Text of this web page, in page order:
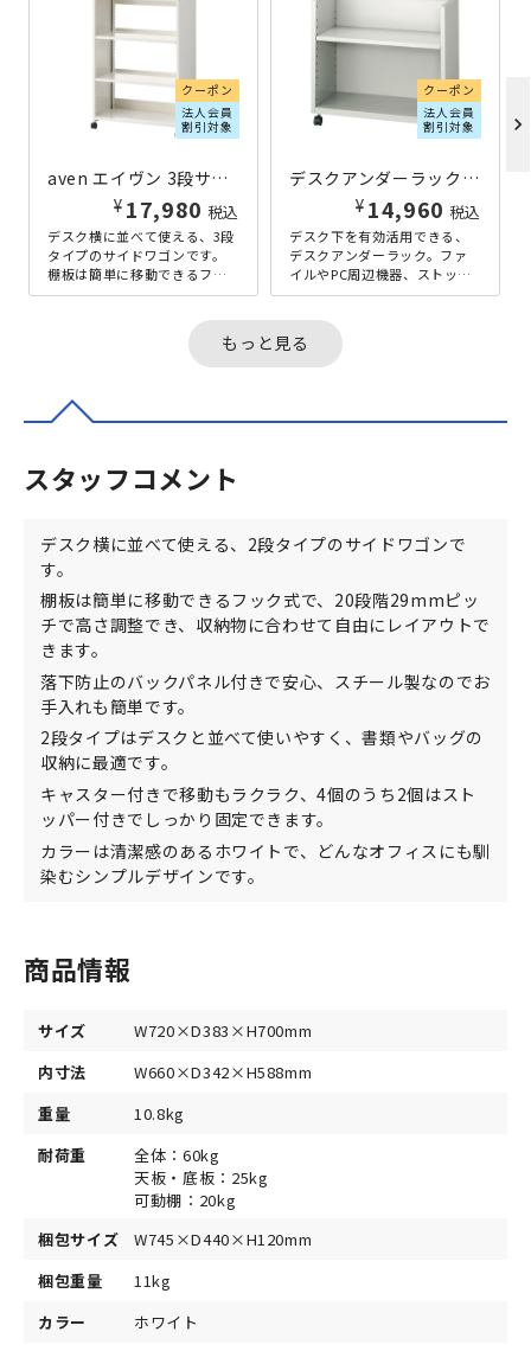
クーポン
法人会員
割引対象
aven エイヴン 3段サイドワゴン W720×D383×H1005 ホワイト
¥ 17,980 税込
デスク横に並べて使える、3段
タイプのサイドワゴンです。
棚板は簡単に移動できるフッ
ク式で、30段階29mmピッチ
クーポン
法人会員
割引対象
デスクアンダーラック W690×D300×H610 ホワイト
¥ 14,960 税込
デスク下を有効活用できる、
デスクアンダーラック。ファ
イルやPC周辺機器、ストック
用品などをまとめて収納で
理できます...
chevron_right
もっと見る
スタッフコメント
デスク横に並べて使える、2段タイプのサイドワゴンで
す。
棚板は簡単に移動できるフック式で、20段階29mmピッ
チで高さ調整でき、収納物に合わせて自由にレイアウトで
きます。
落下防止のバックパネル付きで安心、スチール製なのでお
手入れも簡単です。
2段タイプはデスクと並べて使いやすく、書類やバッグの
収納に最適です。
キャスター付きで移動もラクラク、4個のうち2個はスト
ッパー付きでしっかり固定できます。
カラーは清潔感のあるホワイトで、どんなオフィスにも馴
染むシンプルデザインです。
商品情報
サイズ
W720×D383×H700mm
内寸法
W660×D342×H588mm
重量
10.8kg
耐荷重
全体：60kg
天板・底板：25kg
可動棚：20kg
梱包サイズ
W745×D440×H120mm
梱包重量
11kg
カラー
ホワイト